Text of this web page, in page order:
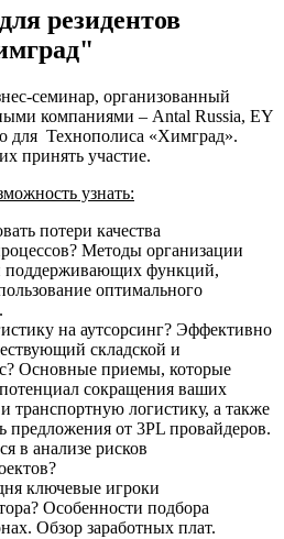
резидентов
семинар, организованный
компаниями – Antal Russia, EY
Технополиса «Химград».
принять участие.
узнать:
потери качества
Методы организации
поддерживающих функций,
оптимального
на аутсорсинг? Эффективно
складской и
Основные приемы, которые
сокращения ваших
транспортную логистику, а также
предложения от 3PL провайдеров.
в анализе рисков
ключевые игроки
Особенности подбора
Обзор заработных плат.